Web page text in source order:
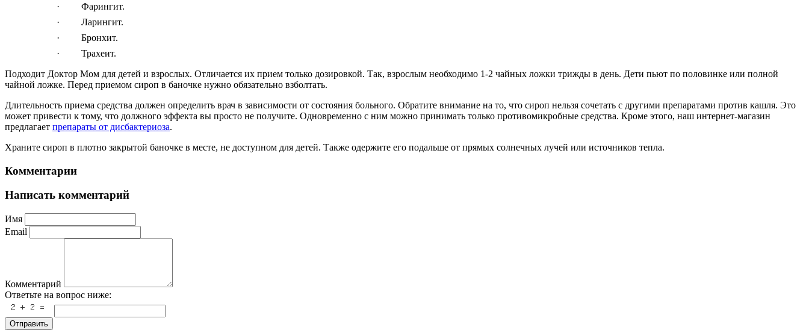
·
Фарингит.
·
Ларингит.
·
Бронхит.
·
Трахеит.
Подходит Доктор Мом для детей и взрослых. Отличается их прием только дозировкой. Так, взрослым необходимо 1-2 чайных ложки трижды в день. Дети пьют по половинке или полной
чайной ложке. Перед приемом сироп в баночке нужно обязательно взболтать.
Длительность приема средства должен определить врач в зависимости от состояния больного. Обратите внимание на то, что сироп нельзя сочетать с другими препаратами против кашля. Это
может привести к тому, что должного эффекта вы просто не получите. Одновременно с ним можно принимать только противомикробные средства. Кроме этого, наш интернет-магазин
предлагает препараты от дисбактериоза.
Храните сироп в плотно закрытой баночке в месте, не доступном для детей. Также одержите его подальше от прямых солнечных лучей или источников тепла.
Комментарии
Написать комментарий
Имя
Email
Комментарий
Ответьте на вопрос ниже:
Отправить